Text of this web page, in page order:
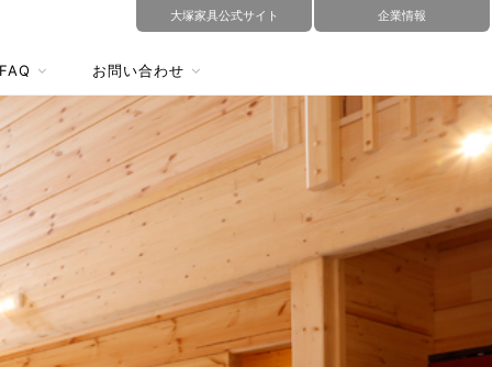
大塚家具公式サイト 企業情報
お問い合わせ